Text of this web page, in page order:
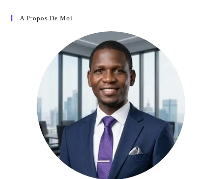
A Propos De Moi